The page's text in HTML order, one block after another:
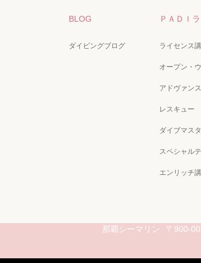
BLOG
ダイビングブログ
ＰＡＤＩ
ライセンス
オープン・
アドヴァンス
レスキュー
ダイブマス
スペシャル
エンリッチ
那覇シーマリン 〒900-